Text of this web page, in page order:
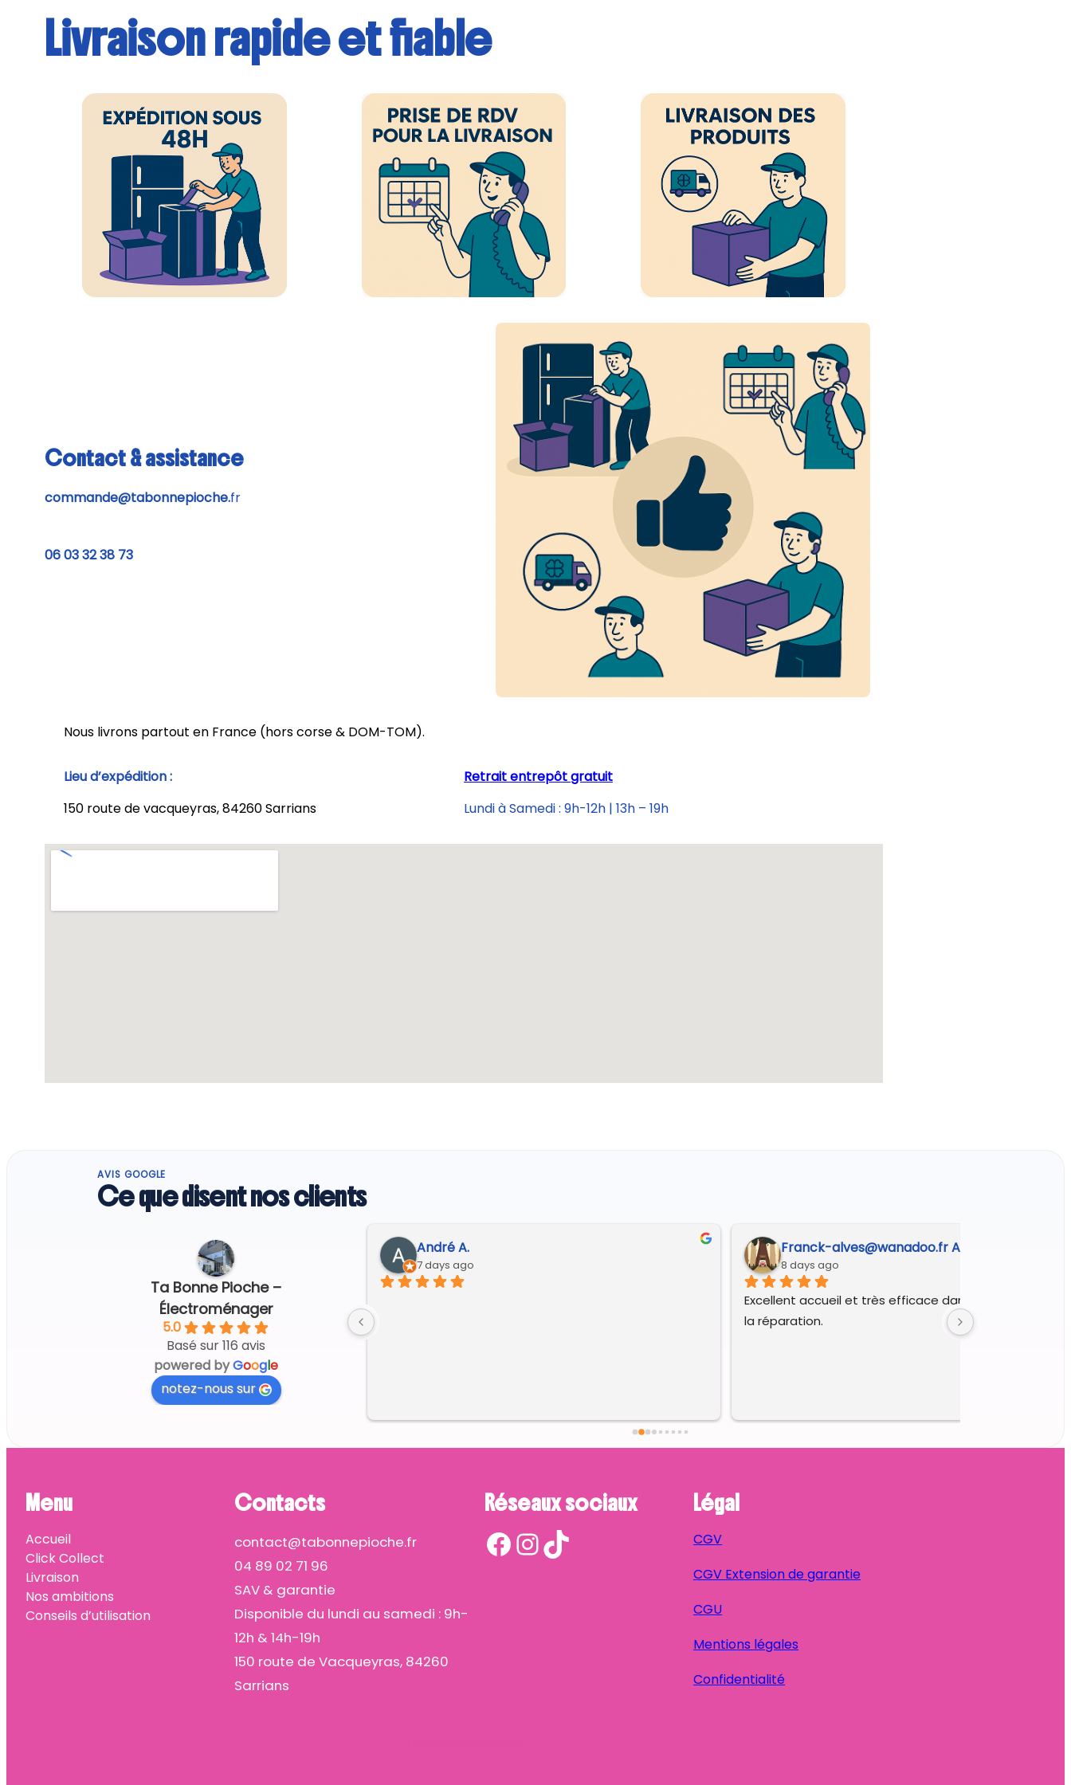
Livraison rapide et fiable
Contact & assistance
commande@tabonnepioche.fr
06 03 32 38 73
Nous livrons partout en France (hors corse & DOM-TOM).
Lieu d’expédition :
150 route de vacqueyras, 84260 Sarrians
Retrait entrepôt gratuit
Lundi à Samedi : 9h-12h | 13h – 19h
AVIS GOOGLE
Ce que disent nos clients
Ta Bonne Pioche –
Électroménager
5.0
Basé sur 116 avis
powered byGoogle
notez-nous sur
André A.
7 days ago
Franck-alves@wanadoo.fr A.
8 days ago
Excellent accueil et très efficace dans le diagnostic et
la réparation.
Menu
Accueil
Click Collect
Livraison
Nos ambitions
Conseils d’utilisation
Contacts
contact@tabonnepioche.fr
04 89 02 71 96
SAV & garantie
Disponible du lundi au samedi : 9h-
12h & 14h-19h
150 route de Vacqueyras, 84260
Sarrians
Réseaux sociaux
Facebook InstagramTikTok
Légal
CGV
CGV Extension de garantie
CGU
Mentions légales
Confidentialité